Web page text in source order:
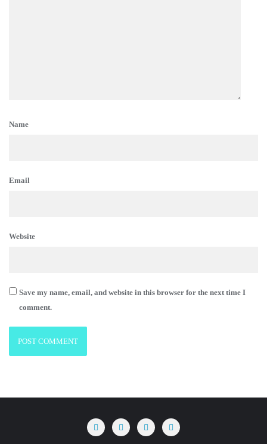
Name
Email
Website
Save my name, email, and website in this browser for the next time I
comment.